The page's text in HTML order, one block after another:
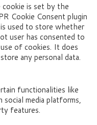
cookie is set by the
Cookie Consent plugin
used to store whether
user has consented to
of cookies. It does
any personal data.
functionalities like
media platforms,
features.